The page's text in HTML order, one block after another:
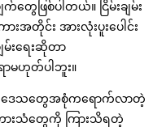
ေဖြစ်ပါတယ်။ ငြိမ်းချမ်း
တိုင်း အားလုံးပူးပေါင်း
မ်းရေးဆိုတာ
ဟုတ်ပါဘူး။
းတဲ့ ဒေသတွေအစုံကရောက်လာတဲ့
ားသံတွေကို ကြားသိရတဲ့